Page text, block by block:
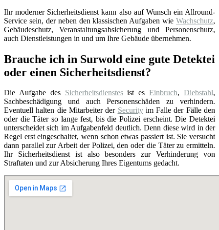
Ihr moderner Sicherheitsdienst kann also auf Wunsch ein Allround-
Service sein, der neben den klassischen Aufgaben wie Wachschutz,
Gebäudeschutz, Veranstaltungsabsicherung und Personenschutz,
auch Dienstleistungen in und um Ihre Gebäude übernehmen.
Brauche ich in Surwold eine gute Detektei
oder einen Sicherheitsdienst?
Die Aufgabe des Sicherheitsdienstesist esEinbruch,Diebstahl,
Sachbeschädigung und auch Personenschäden zu verhindern.
Eventuell halten die Mitarbeiter der Securityim Falle der Fälle den
oder die Täter so lange fest, bis die Polizei erscheint. Die Detektei
unterscheidet sich im Aufgabenfeld deutlich. Denn diese wird in der
Regel erst eingeschaltet, wenn schon etwas passiert ist. Sie versucht
dann parallel zur Arbeit der Polizei, den oder die Täter zu ermitteln.
Ihr Sicherheitsdienst ist also besonders zur Verhinderung von
Straftaten und zur Absicherung Ihres Eigentums gedacht.